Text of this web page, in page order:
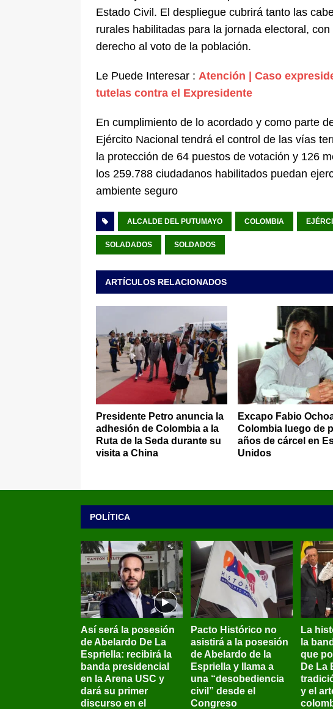
Estado Civil. El despliegue cubrirá tanto las
rurales habilitadas para la jornada electoral,
derecho al voto de la población.
Le Puede Interesar : Atención | Caso
tutelas contra el Expresidente
En cumplimiento de lo acordado y como parte
Ejército Nacional tendrá el control de las vías
la protección de 64 puestos de votación y 126
los 259.788 ciudadanos habilitados puedan
ambiente seguro
ALCALDE DEL PUTUMAYO COLOMBIA
SOLADADOS SOLDADOS
ARTÍCULOS RELACIONADOS
Presidente Petro anuncia la
adhesión de Colombia a la
Ruta de la Seda durante su
visita a China
Excapo Fabio
Colombia luego de
años de cárcel en
Unidos
POLÍTICA
Así será la posesión
de Abelardo De La
Espriella: recibirá la
banda presidencial
en la Arena USC y
dará su primer
discurso en el
Pacto Histórico no
asistirá a la posesión
de Abelardo de la
Espriella y llama a
una “desobediencia
civil” desde el
Congreso
La
la
que
De La
y el